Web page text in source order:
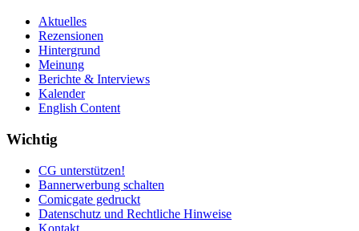
Aktuelles
Rezensionen
Hintergrund
Meinung
Berichte & Interviews
Kalender
English Content
Wichtig
CG unterstützen!
Bannerwerbung schalten
Comicgate gedruckt
Datenschutz und Rechtliche Hinweise
Kontakt